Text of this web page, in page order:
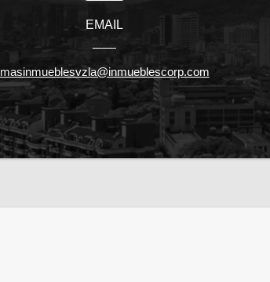
EMAIL
masinmueblesvzla@inmueblescorp.com